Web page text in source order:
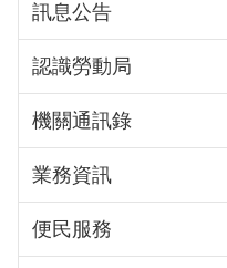
會
庇
護
工
場
進
訊息公告
認識勞動局
機關通訊錄
業務資訊
便民服務